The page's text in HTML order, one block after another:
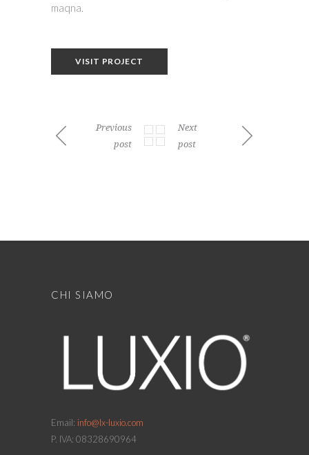
maqna.
VISIT PROJECT
Previous
post
Next
post
CHI SIAMO
Email: info@lx-luxio.com
P. IVA: 08328690964